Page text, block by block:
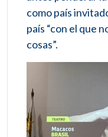
como país
país “con el que
cosas”.